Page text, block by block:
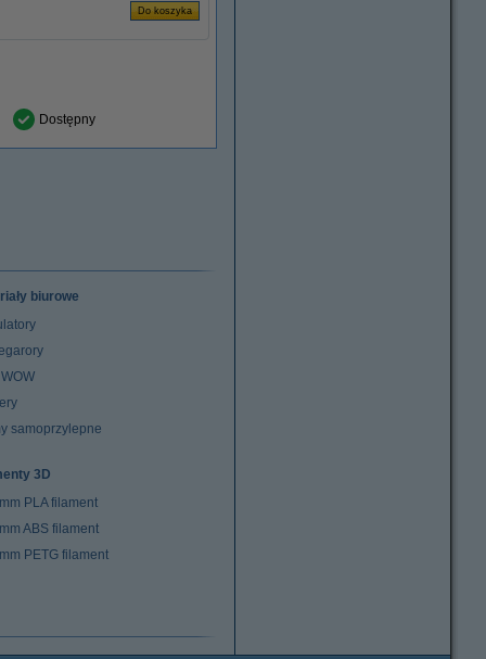
Dostępny
biurowe
samoprzylepne
3D
PLA filament
ABS filament
PETG filament